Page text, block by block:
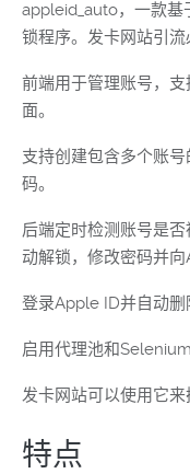
appleid_auto，一款基
锁程序。发卡网站引流
前端用于管理账号，
面。
支持创建包含多个账
码。
后端定时检测账号是
动解锁，修改密码并向
登录Apple ID并自动删
启用代理池和
发卡网站可以使用它来
特点